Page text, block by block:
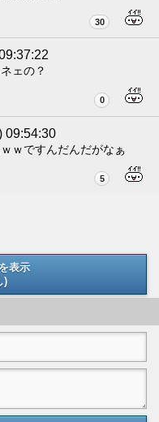
30
ェの？
0
09:54:30
ｗですんだんだがなぁ
5
表示
)